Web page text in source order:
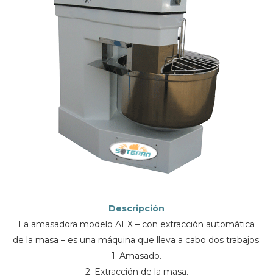
Descripción
La amasadora modelo AEX – con extracción automática
de la masa – es una máquina que lleva a cabo dos trabajos:
1. Amasado.
2. Extracción de la masa.